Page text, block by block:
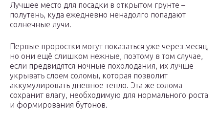
Лучшее место для посадки в открытом грунте –
полутень, куда ежедневно ненадолго попадают
солнечные лучи.
Первые проростки могут показаться уже через месяц,
но они ещё слишком нежные, поэтому в том случае,
если предвидятся ночные похолодания, их лучше
укрывать слоем соломы, которая позволит
аккумулировать дневное тепло. Эта же солома
сохранит влагу, необходимую для нормального роста
и формирования бутонов.